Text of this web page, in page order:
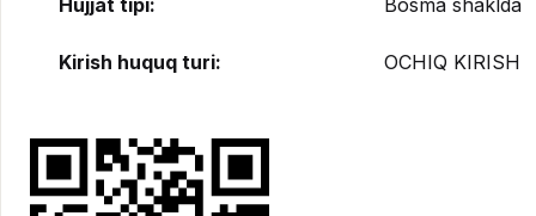
Kirish huquq turi: OCHIQ KIRISH